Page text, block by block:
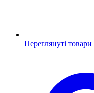
Переглянуті товари